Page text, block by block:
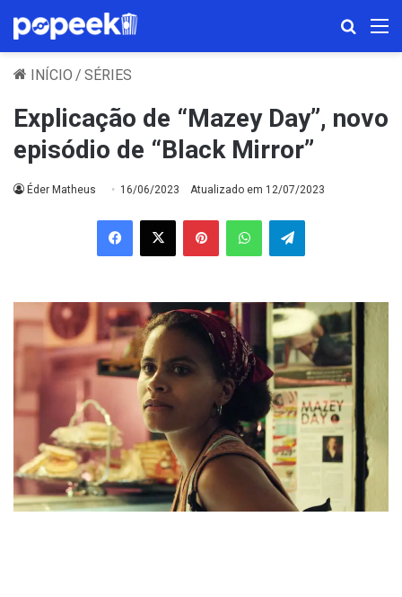
INÍCIO / SÉRIES
Explicação de “Mazey Day”, novo
episódio de “Black Mirror”
Éder Matheus 16/06/2023 Atualizado em 12/07/2023
Facebook
X PinterestWhatsAppTelegram